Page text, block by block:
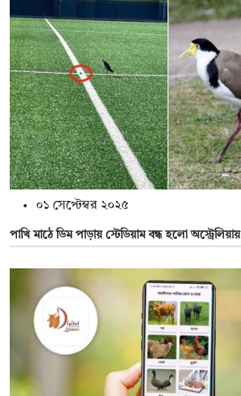
০১ সেপ্টেম্বর ২০২৫
পাখি মাঠে ডিম পাড়ায় স্টেডিয়াম বন্ধ হলো অস্ট্রেলিয়ায়